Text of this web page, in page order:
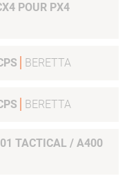
POUR PX4
BERETTA
BERETTA
TACTICAL / A400